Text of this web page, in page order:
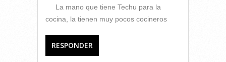
La mano que tiene Techu para la
cocina, la tienen muy pocos cocineros
RESPONDER